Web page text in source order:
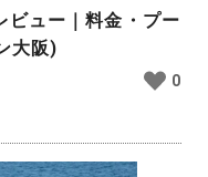
ビュー｜料金・プー
大阪)
0